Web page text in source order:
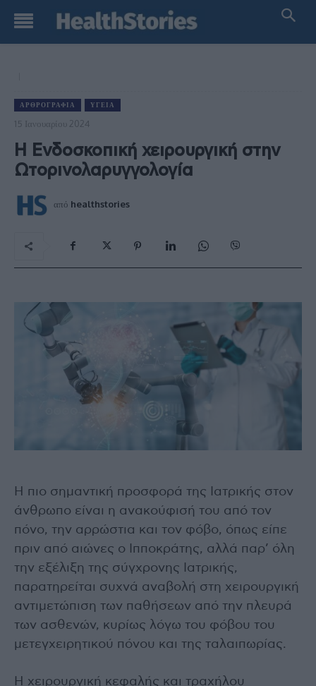
ΑΡΘΡΟΓΡΑΦΊΑ ΥΓΕΊΑ
15 Ιανουαρίου 2024
Η Ενδοσκοπική χειρουργική στην
Ωτορινολαρυγγολογία
από healthstories
Η πιο σημαντική προσφορά της Ιατρικής στον
άνθρωπο είναι η ανακούφισή του από τον
πόνο, την αρρώστια και τον φόβο, όπως είπε
πριν από αιώνες ο Ιπποκράτης, αλλά παρ’ όλη
την εξέλιξη της σύγχρονης Ιατρικής,
παρατηρείται συχνά αναβολή στη χειρουργική
αντιμετώπιση των παθήσεων από την πλευρά
των ασθενών, κυρίως λόγω του φόβου του
μετεγχειρητικού πόνου και της ταλαιπωρίας.
Η χειρουργική κεφαλής και τραχήλου